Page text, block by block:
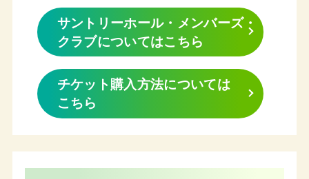
大江馨（ヴァイオリン） インタビュー／ク
ロンベルク・アカデミー日本ツアー Ⅰ/Ⅱ
4月28日
ラデク・バボラーク（ホルン） インタビュ
ー【WEB ONTOMO記事】／ラデク・バボラ
ークの個展’23
4月28日
【特別寄稿】作家・石田衣良 エッセイ「親
しく、近く、密やかに」（PDF）
サントリーホール・メンバーズ・
クラブについてはこちら
チケット購入方法については
こちら